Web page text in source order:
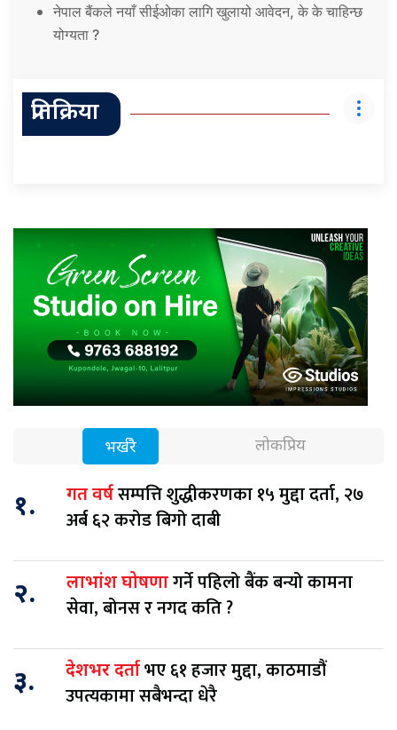
नेपाल बैंकले नयाँ सीईओका लागि खुलायो आवेदन, के के चाहिन्छ
योग्यता ?
प्रतिक्रिया
भर्खरै लोकप्रिय
१. गत वर्षसम्पत्ति शुद्धीकरणका १५ मुद्दा दर्ता, २७
अर्ब ६२ करोड बिगो दाबी
२. लाभांश घोषणागर्ने पहिलो बैंक बन्यो कामना
सेवा, बोनस र नगद कति ?
३. देशभर दर्ताभए ६१ हजार मुद्दा, काठमाडौं
उपत्यकामा सबैभन्दा धेरै